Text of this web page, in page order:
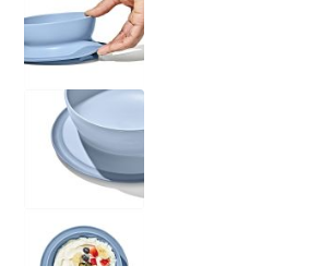
View larger image
View larger image